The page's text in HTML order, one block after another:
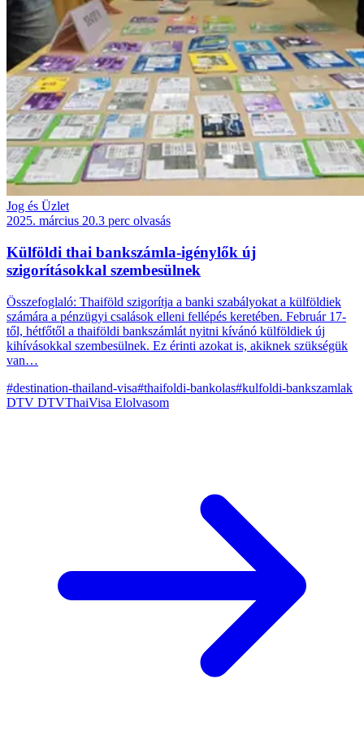
Jog és Üzlet
2025. március 20.3 perc olvasás
Külföldi thai bankszámla-igénylők új
szigorításokkal szembesülnek
Összefoglaló: Thaiföld szigorítja a banki szabályokat a külföldiek
számára a pénzügyi csalások elleni fellépés keretében. Február 17-
től, hétfőtől a thaiföldi bankszámlát nyitni kívánó külföldiek új
kihívásokkal szembesülnek. Ez érinti azokat is, akiknek szükségük
van…
#destination-thailand-visa#thaifoldi-bankolas#kulfoldi-bankszamlak
DTV DTVThaiVisa Elolvasom